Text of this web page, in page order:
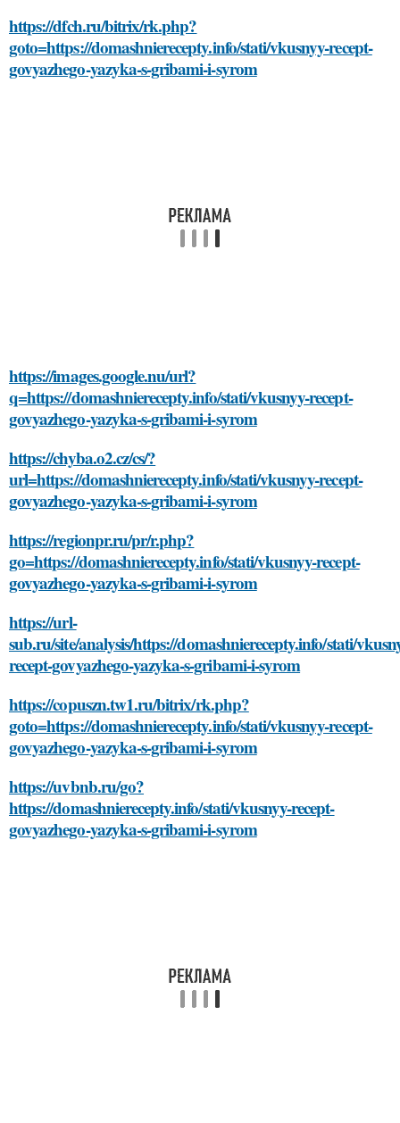
https://dfch.ru/bitrix/rk.php?
goto=https://domashnierecepty.info/stati/vkusnyy-recept-
govyazhego-yazyka-s-gribami-i-syrom
https://images.google.nu/url?
q=https://domashnierecepty.info/stati/vkusnyy-recept-
govyazhego-yazyka-s-gribami-i-syrom
https://chyba.o2.cz/cs/?
url=https://domashnierecepty.info/stati/vkusnyy-recept-
govyazhego-yazyka-s-gribami-i-syrom
https://regionpr.ru/pr/r.php?
go=https://domashnierecepty.info/stati/vkusnyy-recept-
govyazhego-yazyka-s-gribami-i-syrom
https://url-
sub.ru/site/analysis/https://domashnierecepty.info/stati/
recept-govyazhego-yazyka-s-gribami-i-syrom
https://copuszn.tw1.ru/bitrix/rk.php?
goto=https://domashnierecepty.info/stati/vkusnyy-recept-
govyazhego-yazyka-s-gribami-i-syrom
https://uvbnb.ru/go?
https://domashnierecepty.info/stati/vkusnyy-recept-
govyazhego-yazyka-s-gribami-i-syrom